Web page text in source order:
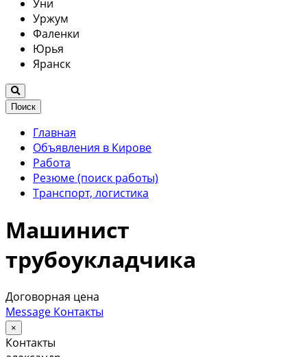
Уни
Уржум
Фаленки
Юрья
Яранск
Поиск
Главная
Объявления в Кирове
Работа
Резюме (поиск работы)
Транспорт, логистика
Машинист
трубоукладчика
Договорная цена
Message Контакты
×
Контакты